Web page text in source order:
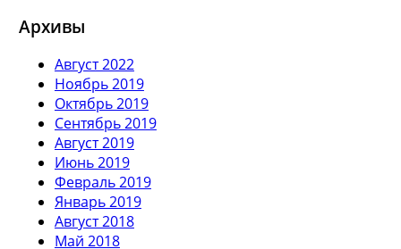
Архивы
Август 2022
Ноябрь 2019
Октябрь 2019
Сентябрь 2019
Август 2019
Июнь 2019
Февраль 2019
Январь 2019
Август 2018
Май 2018